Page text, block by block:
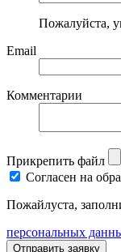
Пожалуйста,
Email
Комментарии
Прикрепить файл
Согласен на
Пожайлуста,
персональных